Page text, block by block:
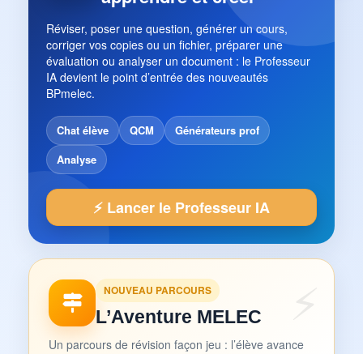
Réviser, poser une question, générer un cours,
corriger vos copies ou un fichier, préparer une
évaluation ou analyser un document : le Professeur
IA devient le point d’entrée des nouveautés
BPmelec.
Chat élève QCM
Générateurs prof
Analyse
⚡ Lancer le Professeur IA
NOUVEAU PARCOURS
L’Aventure MELEC
Un parcours de révision façon jeu : l’élève avance